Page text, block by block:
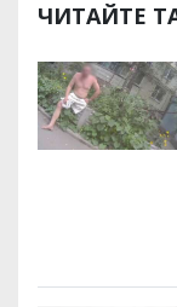
ЧИТАЙТЕ